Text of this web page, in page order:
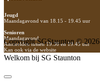
Jeugd
Maandagavond van 18.15 - 19.45 uur
Senioren
Maandagavond
Aanmelden tussen 19.30 en 19.45 uur
Kan ook via de website
Copyright SGStaunton © 2026
Welkom bij SG Staunton